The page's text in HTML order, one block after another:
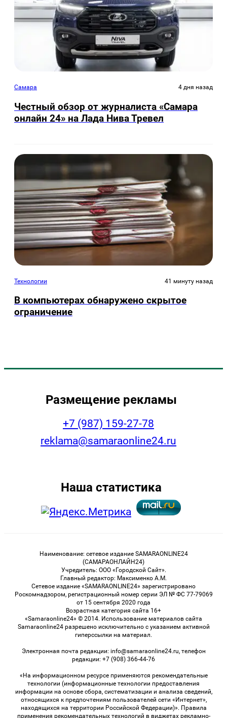
Самара 4 дня назад
Честный обзор от журналиста «Самара
онлайн 24» на Лада Нива Тревел
Технологии 41 минуту назад
В компьютерах обнаружено скрытое
ограничение
Размещение рекламы
+7 (987) 159-27-78
reklama@samaraonline24.ru
Наша статистика
Наименование: сетевое издание SAMARAONLINE24
(САМАРАОНЛАЙН24)
Учредитель: ООО «Городской Сайт».
Главный редактор: Максименко А.М.
Сетевое издание «SAMARAONLINE24» зарегистрировано
Роскомнадзором, регистрационный номер серии ЭЛ № ФС 77-79069
от 15 сентября 2020 года
Возрастная категория сайта 16+
«Samaraonline24» © 2014. Использование материалов сайта
Samaraonline24 разрешено исключительно с указанием активной
гиперссылки на материал.
Электронная почта редакции: info@samaraonline24.ru, телефон
редакции: +7 (908) 366-44-76
«На информационном ресурсе применяются рекомендательные
технологии (информационные технологии предоставления
информации на основе сбора, систематизации и анализа сведений,
относящихся к предпочтениям пользователей сети «Интернет»,
находящихся на территории Российской Федерации)». Правила
применения рекомендательных технологий в виджетах рекламно-